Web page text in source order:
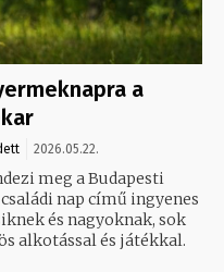
a
2026.05.22.
meg a Budapesti
nap című ingyenes
és nagyoknak, sok
alkotással és játékkal.